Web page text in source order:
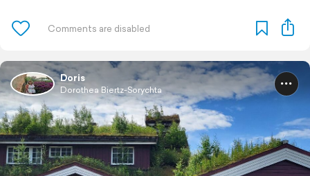
Doris
Dorothea Biertz-Sorychta